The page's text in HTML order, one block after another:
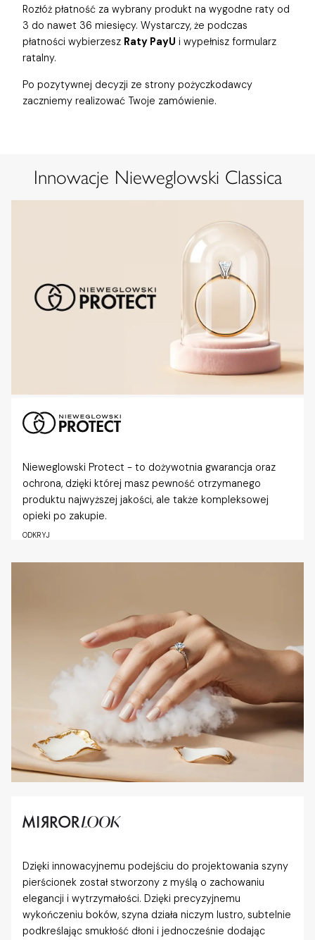
Rozłóż płatność za wybrany produkt na wygodne raty od
3 do nawet 36 miesięcy. Wystarczy, że podczas
płatności wybierzesz Raty PayU i wypełnisz formularz
ratalny.
Po pozytywnej decyzji ze strony pożyczkodawcy
zaczniemy realizować Twoje zamówienie.
Innowacje Nieweglowski Classica
Nieweglowski Protect - to dożywotnia gwarancja oraz
ochrona, dzięki której masz pewność otrzymanego
produktu najwyższej jakości, ale także kompleksowej
opieki po zakupie.
ODKRYJ
Dzięki innowacyjnemu podejściu do projektowania szyny
pierścionek został stworzony z myślą o zachowaniu
elegancji i wytrzymałości. Dzięki precyzyjnemu
wykończeniu boków, szyna działa niczym lustro, subtelnie
podkreślając smukłość dłoni i jednocześnie dodając